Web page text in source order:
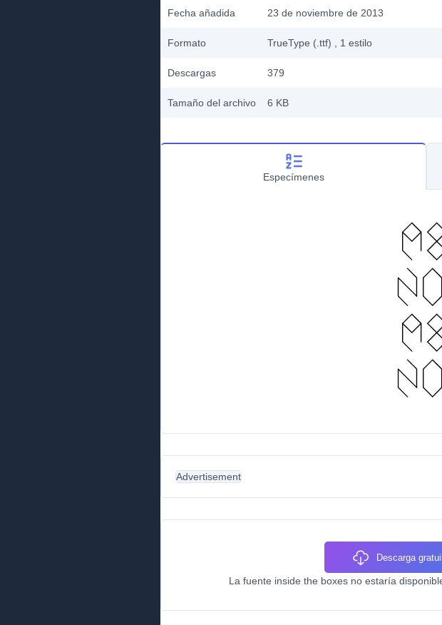
Fecha añadida 23 de noviembre de 2013
Formato TrueType (.ttf) , 1 estilo
Descargas 379
Tamaño del archivo 6 KB
Especímenes
Advertisement
Descarga
La fuente inside the boxes no estaría